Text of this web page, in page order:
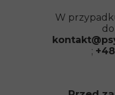
W
;